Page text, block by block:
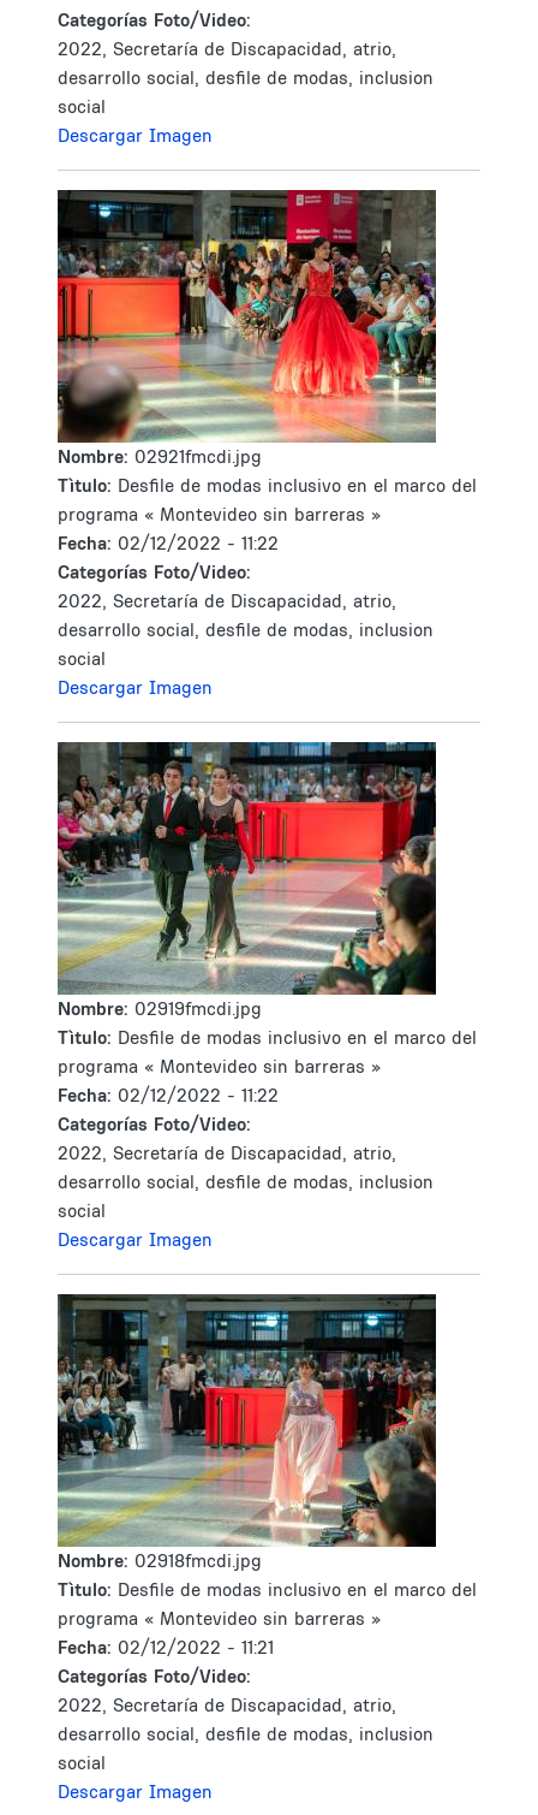
Categorías Foto/Video:
2022, Secretaría de Discapacidad, atrio,
desarrollo social, desfile de modas, inclusion
social
Descargar Imagen
Nombre: 02921fmcdi.jpg
Tìtulo: Desfile de modas inclusivo en el marco del
programa « Montevideo sin barreras »
Fecha: 02/12/2022 - 11:22
Categorías Foto/Video:
2022, Secretaría de Discapacidad, atrio,
desarrollo social, desfile de modas, inclusion
social
Descargar Imagen
Nombre: 02919fmcdi.jpg
Tìtulo: Desfile de modas inclusivo en el marco del
programa « Montevideo sin barreras »
Fecha: 02/12/2022 - 11:22
Categorías Foto/Video:
2022, Secretaría de Discapacidad, atrio,
desarrollo social, desfile de modas, inclusion
social
Descargar Imagen
Nombre: 02918fmcdi.jpg
Tìtulo: Desfile de modas inclusivo en el marco del
programa « Montevideo sin barreras »
Fecha: 02/12/2022 - 11:21
Categorías Foto/Video:
2022, Secretaría de Discapacidad, atrio,
desarrollo social, desfile de modas, inclusion
social
Descargar Imagen